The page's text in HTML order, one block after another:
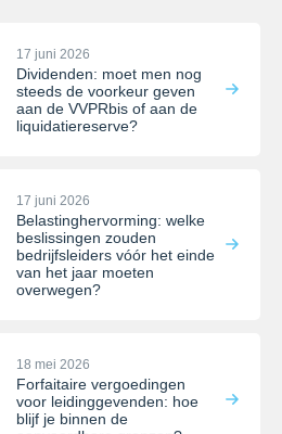
17 juni 2026
Dividenden: moet men nog
steeds de voorkeur geven
aan de VVPRbis of aan de
liquidatiereserve?
17 juni 2026
Belastinghervorming: welke
beslissingen zouden
bedrijfsleiders vóór het einde
van het jaar moeten
overwegen?
18 mei 2026
Forfaitaire vergoedingen
voor leidinggevenden: hoe
blijf je binnen de